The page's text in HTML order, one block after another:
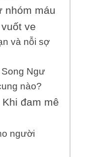
nhóm máu
ve
và nỗi sợ
Ngư
nào?
đam mê
người